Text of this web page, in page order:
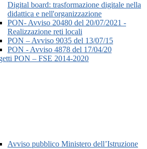
Digital board: trasformazione digitale nella
didattica e nell'organizzazione
PON- Avviso 20480 del 20/07/2021 -
Realizzazione reti locali
PON – Avviso 9035 del 13/07/15
PON - Avviso 4878 del 17/04/20
PON – FSE 2014-2020
Avviso pubblico Ministero dell’Istruzione